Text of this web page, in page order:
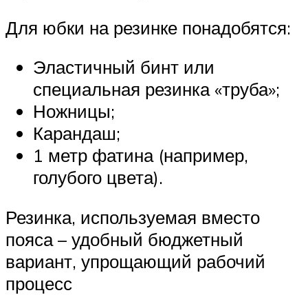
Для юбки на резинке понадобятся:
Эластичный бинт или
специальная резинка «труба»;
Ножницы;
Карандаш;
1 метр фатина (например,
голубого цвета).
Резинка, используемая вместо
пояса – удобный бюджетный
вариант, упрощающий рабочий
процесс